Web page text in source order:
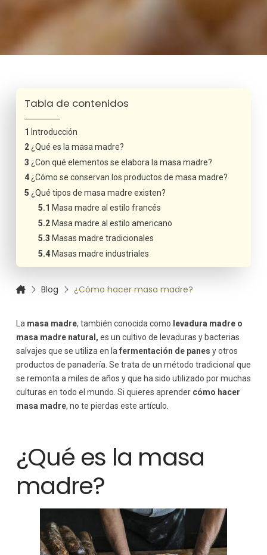
Tabla de contenidos
Introducción
¿Qué es la masa madre?
¿Con qué elementos se elabora la masa madre?
¿Cómo se conservan los productos de masa madre?
¿Qué tipos de masa madre existen?
Masa madre al estilo francés
Masa madre al estilo americano
Masas madre tradicionales
Masas madre industriales
Blog ¿Cómo hacer masa madre?
La masa madre, también conocida como levadura madre o
masa madre natural, es un cultivo de levaduras y bacterias
salvajes que se utiliza en la fermentación de panes y otros
productos de panadería. Se trata de un método tradicional que
se remonta a miles de años y que ha sido utilizado por muchas
culturas en todo el mundo. Si quieres aprender cómo hacer
masa madre, no te pierdas este artículo.
¿Qué es la masa
madre?